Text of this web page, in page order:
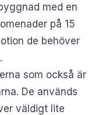
med en
på 15
de behöver
som också är
De används
väldigt lite